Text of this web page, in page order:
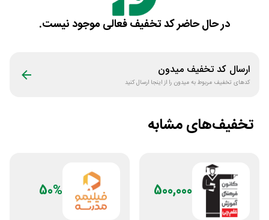
در حال حاضر کد تخفیف فعالی موجود نیست.
ارسال کد تخفیف میدون
کدهای تخفیف مربوط بهمیدون را از اینجا ارسال کنید
تخفیف‌های مشابه
500,000
50%